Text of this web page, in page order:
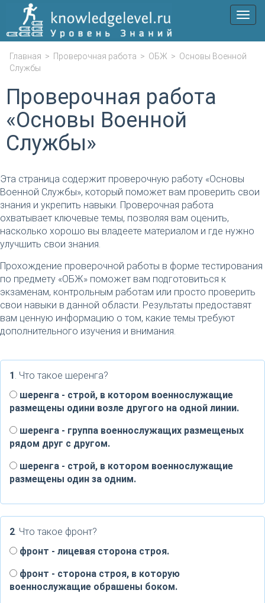
Меню
Главная > Проверочная работа > ОБЖ > Основы Военной
Службы
Проверочная работа
«Основы Военной
Службы»
Эта страница содержит проверочную работу «Основы
Военной Службы», который поможет вам проверить свои
знания и укрепить навыки. Проверочная работа
охватывает ключевые темы, позволяя вам оценить,
насколько хорошо вы владеете материалом и где нужно
улучшить свои знания.
Прохождение проверочной работы в форме тестирования
по предмету «ОБЖ» поможет вам подготовиться к
экзаменам, контрольным работам или просто проверить
свои навыки в данной области. Результаты предоставят
вам ценную информацию о том, какие темы требуют
дополнительного изучения и внимания.
1. Что такое шеренга?
шеренга - строй, в котором военнослужащие
размещены одини возле другого на одной линии.
шеренга - группа военнослужащих размещеных
рядом друг с другом.
шеренга - строй, в котором военнослужащие
размещены один за одним.
2. Что такое фронт?
фронт - лицевая сторона строя.
фронт - сторона строя, в которую
военнослужащие обрашены боком.